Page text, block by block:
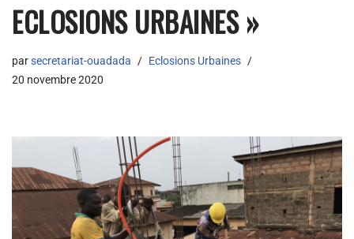
ECLOSIONS URBAINES »
parsecretariat-ouadada
Eclosions Urbaines
20 novembre 2020